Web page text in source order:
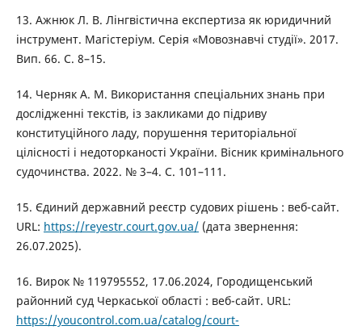
13. Ажнюк Л. В. Лінгвістична експертиза як юридичний
інструмент. Магістеріум. Серія «Мовознавчі студії». 2017.
Вип. 66. С. 8–15.
14. Черняк А. М. Використання спеціальних знань при
дослідженні текстів, із закликами до підриву
конституційного ладу, порушення територіальної
цілісності і недоторканості України. Вісник кримінального
судочинства. 2022. № 3–4. С. 101–111.
15. Єдиний державний реєстр судових рішень : веб-сайт.
URL: https://reyestr.court.gov.ua/(дата звернення:
26.07.2025).
16. Вирок № 119795552, 17.06.2024, Городищенський
районний суд Черкаської області : веб-сайт. URL:
https://youcontrol.com.ua/catalog/court-